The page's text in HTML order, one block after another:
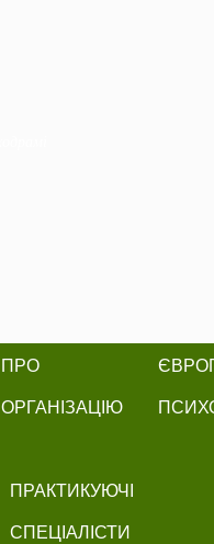
ПРО
ОРГАНІЗАЦІЮ
ПРАКТИКУЮЧІ
СПЕЦІАЛІСТИ